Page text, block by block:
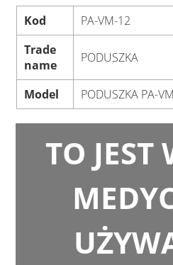
Kod
PA-VM-12
Trade
name
PODUSZKA
Model PODUSZKA PA-
TO JEST